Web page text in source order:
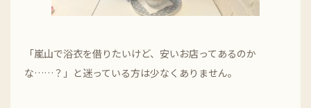
「嵐山で浴衣を借りたいけど、安いお店ってあるのか
な……？」と迷っている方は少なくありません。